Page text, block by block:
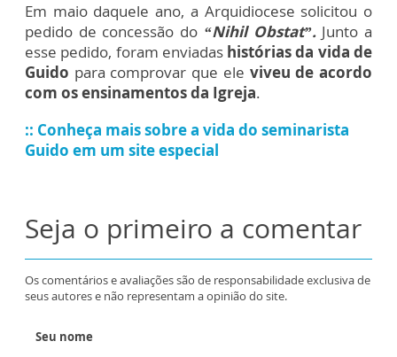
Em maio daquele ano, a Arquidiocese solicitou o
pedido de concessão do “Nihil Obstat”.Junto a
esse pedido, foram enviadashistórias da vida de
Guido para comprovar que ele viveu de acordo
com os ensinamentos da Igreja.
:: Conheça mais sobre a vida do seminarista
Guido em um site especial
Seja o primeiro a comentar
Os comentários e avaliações são de responsabilidade exclusiva de
seus autores e não representam a opinião do site.
Seu nome